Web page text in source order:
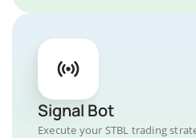
Signal Bot
Execute your STBL trading